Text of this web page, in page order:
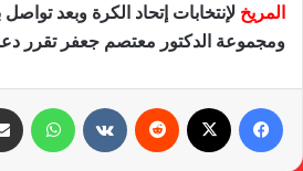
المريخ لإنتخابات إتحاد الكرة وبعد تواصل
ومجموعة الدكتور معتصم جعفر تقرر
واتساب